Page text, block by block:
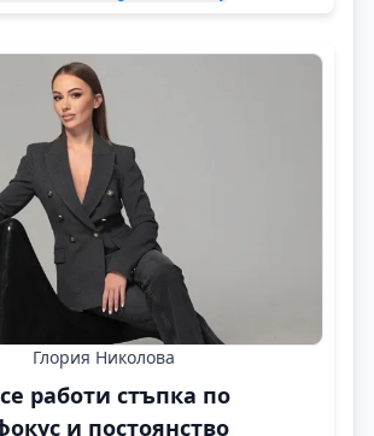
Глория Николова
работи стъпка по
и постоянство